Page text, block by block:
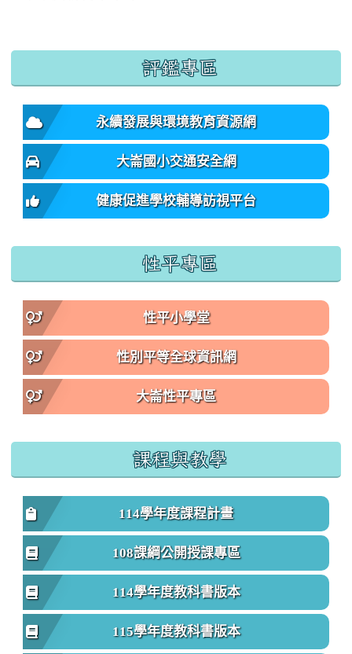
:::
評鑑專區
永續發展與環境教育資源網
大崙國小交通安全網
健康促進學校輔導訪視平台
性平專區
性平小學堂
性別平等全球資訊網
大崙性平專區
課程與教學
114學年度課程計畫
108課綱公開授課專區
114學年度教科書版本
115學年度教科書版本